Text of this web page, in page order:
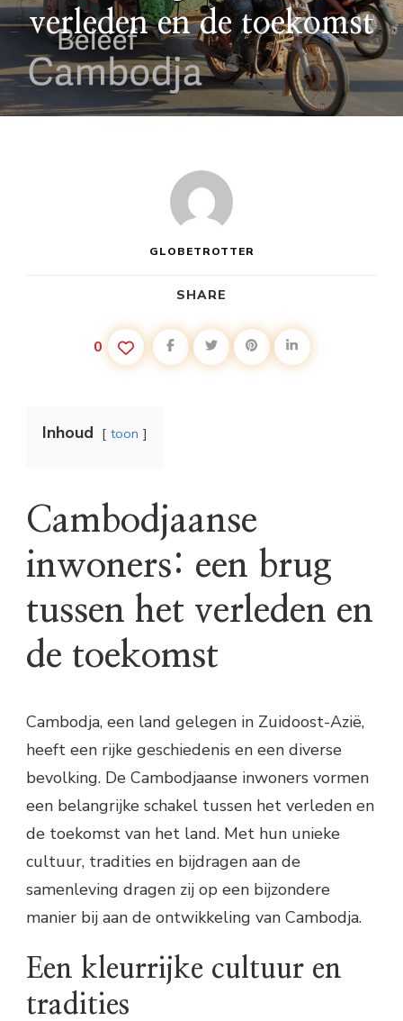
verleden en de toekomst
GLOBETROTTER
SHARE
0
Inhoud toon
Cambodjaanse
inwoners: een brug
tussen het verleden en
de toekomst
Cambodja, een land gelegen in Zuidoost-Azië,
heeft een rijke geschiedenis en een diverse
bevolking. De Cambodjaanse inwoners vormen
een belangrijke schakel tussen het verleden en
de toekomst van het land. Met hun unieke
cultuur, tradities en bijdragen aan de
samenleving dragen zij op een bijzondere
manier bij aan de ontwikkeling van Cambodja.
Een kleurrijke cultuur en
tradities